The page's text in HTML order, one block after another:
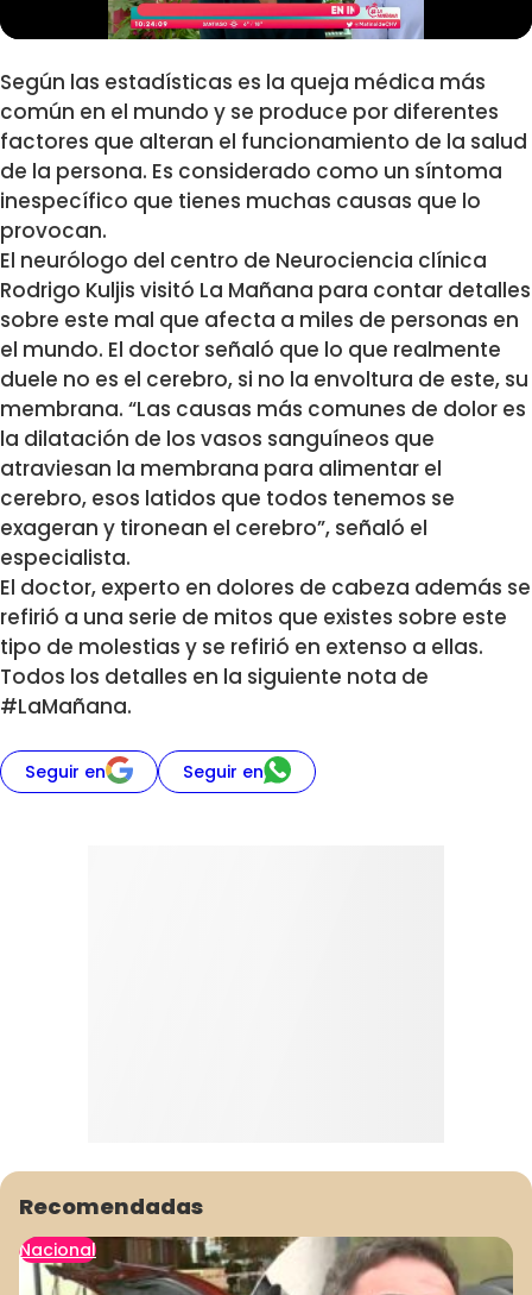
Según las estadísticas es la queja médica más
común en el mundo y se produce por diferentes
factores que alteran el funcionamiento de la salud
de la persona. Es considerado como un síntoma
inespecífico que tienes muchas causas que lo
provocan.
El neurólogo del centro de Neurociencia clínica
Rodrigo Kuljis visitó La Mañana para contar detalles
sobre este mal que afecta a miles de personas en
el mundo. El doctor señaló que lo que realmente
duele no es el cerebro, si no la envoltura de este, su
membrana. “Las causas más comunes de dolor es
la dilatación de los vasos sanguíneos que
atraviesan la membrana para alimentar el
cerebro, esos latidos que todos tenemos se
exageran y tironean el cerebro”, señaló el
especialista.
El doctor, experto en dolores de cabeza además se
refirió a una serie de mitos que existes sobre este
tipo de molestias y se refirió en extenso a ellas.
Todos los detalles en la siguiente nota de
#LaMañana.
Seguir en Seguir en
Recomendadas
Nacional